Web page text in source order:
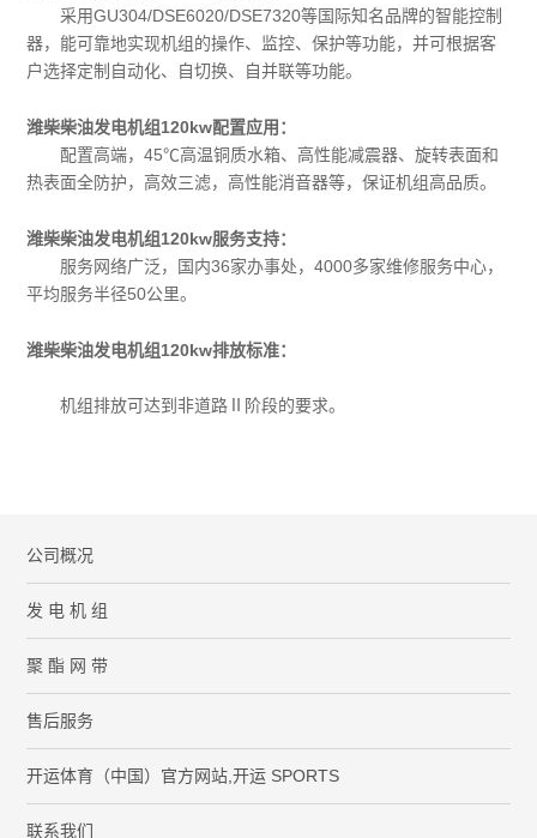
采用GU304/DSE6020/DSE7320等国际知名品牌的智能控制
器，能可靠地实现机组的操作、监控、保护等功能，并可根据客
户选择定制自动化、自切换、自并联等功能。
潍柴柴油发电机组120kw配置应用：
配置高端，45℃高温铜质水箱、高性能减震器、旋转表面和
热表面全防护，高效三滤，高性能消音器等，保证机组高品质。
潍柴柴油发电机组120kw服务支持：
服务网络广泛，国内36家办事处，4000多家维修服务中心，
平均服务半径50公里。
潍柴柴油发电机组120kw排放标准：
机组排放可达到非道路Ⅱ阶段的要求。
公司概况
发 电 机 组
聚 酯 网 带
售后服务
开运体育（中国）官方网站,开运 SPORTS
联系我们